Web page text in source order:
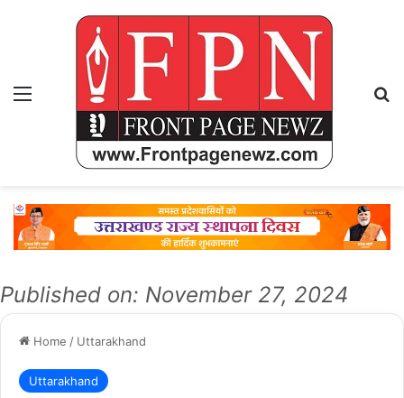
Menu
Published on: November 27, 2024
Home / Uttarakhand
Uttarakhand